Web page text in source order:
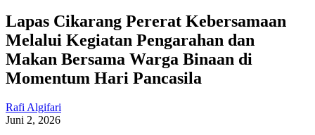
Lapas Cikarang Pererat Kebersamaan
Melalui Kegiatan Pengarahan dan
Makan Bersama Warga Binaan di
Momentum Hari Pancasila
Rafi Algifari
Juni 2, 2026